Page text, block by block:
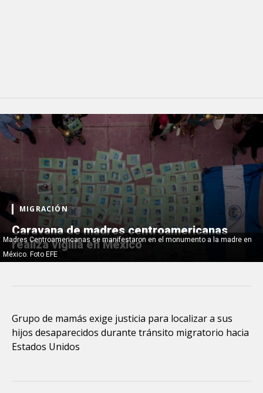
Madres Centroamericanas se manifestaron en el monumento a la madre en
México. Foto EFE
MIGRACIÓN
Caravana de madres centroamericanas
realiza vigilia en México
Grupo de mamás exige justicia para localizar a sus
hijos desaparecidos durante tránsito migratorio hacia
Estados Unidos